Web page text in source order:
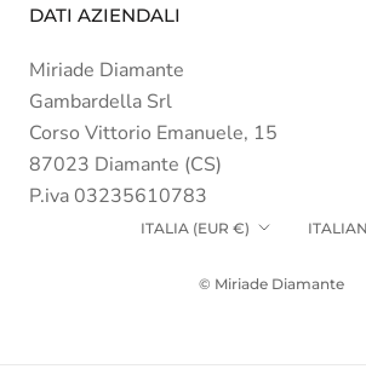
DATI AZIENDALI
Miriade Diamante
Gambardella Srl
Corso Vittorio Emanuele, 15
87023 Diamante (CS)
P.iva 03235610783
Paese/Area
ITALIA (EUR €) Lingua
© Miriade Diamante